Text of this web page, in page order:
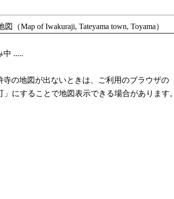
（Map of Iwakuraji, Tateyama town, Toyama）
.....
寺の地図が出ないときは、ご利用のブラウザの
」にすることで地図表示できる場合があります。